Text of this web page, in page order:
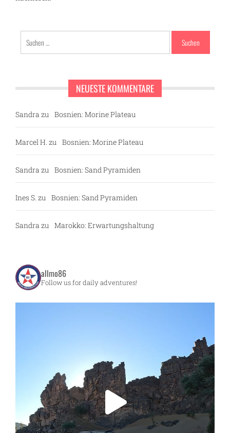
Suchen
nach:
NEUESTE KOMMENTARE
Sandra zu Bosnien: Morine Plateau
Marcel H. zu Bosnien: Morine Plateau
Sandra zu Bosnien: Sand Pyramiden
Ines S. zu Bosnien: Sand Pyramiden
Sandra zu Marokko: Erwartungshaltung
allmo86
Follow us for daily adventures!